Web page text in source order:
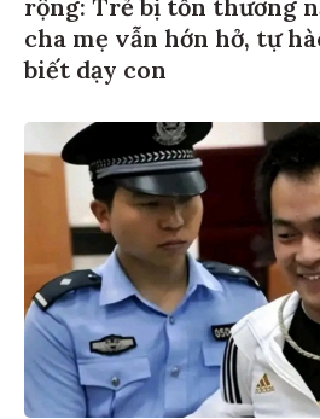
rộng: Trẻ bị tổn thương
cha mẹ vẫn hớn hở, tự
biết dạy con